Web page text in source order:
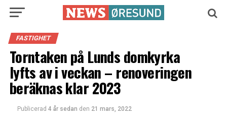
FASTIGHET
Torntaken på Lunds domkyrka
lyfts av i veckan – renoveringen
beräknas klar 2023
Publicerad 4 år sedan den 21 mars, 2022